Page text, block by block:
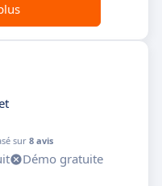
sur 8 avis
Démo gratuite